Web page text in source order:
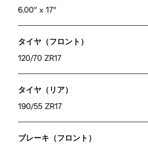
6.00" x 17"
タイヤ（フロント）
120/70 ZR17
タイヤ（リア）
190/55 ZR17
ブレーキ（フロント）